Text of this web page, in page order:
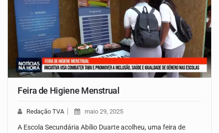
Feira de Higiene Menstrual
Redação TVA maio 29, 2025
A Escola Secundária Abílio Duarte acolheu, uma feira de